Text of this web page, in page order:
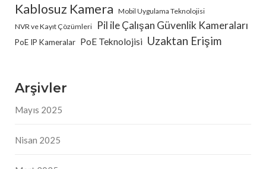
Kablosuz Kamera Mobil Uygulama Teknolojisi
NVR ve Kayıt Çözümleri
Pil ile Çalışan Güvenlik Kameraları
PoE IP Kameralar PoE Teknolojisi Uzaktan Erişim
Arşivler
Mayıs 2025
Nisan 2025